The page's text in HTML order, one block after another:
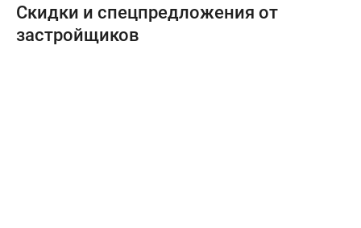
Скидки и спецпредложения от
застройщиков